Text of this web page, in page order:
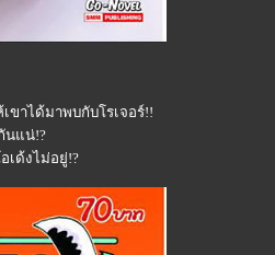
าได้มาพบกับโรเจอร์!!
นแน่!?
เด้งไม่อยู่!?